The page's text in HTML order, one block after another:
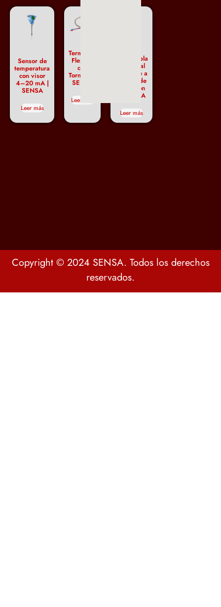
Sensor de
temperatura
con visor
4–20 mA |
SENSA
Leer más
Termopar
Flexible
con
Tornillo –
SENSA
Leer más
Termocupla
industrial
cabezote a
prueba de
explosión
– SENSA
Leer más
Copyright © 2024 SENSA. Todos los derechos
reservados.